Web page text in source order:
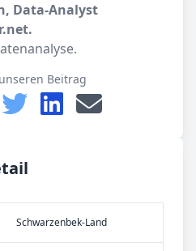
Data-Analyst
Beitrag
Schwarzenbek-Land